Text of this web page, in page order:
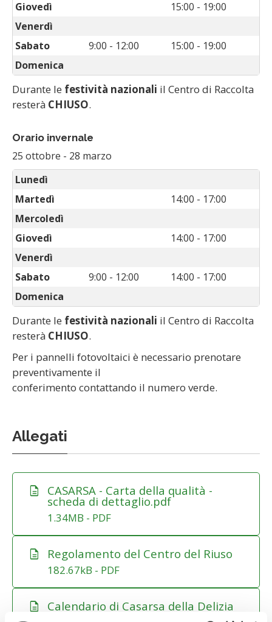
Giovedì
15:00 - 19:00
Venerdì
Sabato
9:00 - 12:00
15:00 - 19:00
Domenica
Durante le festività nazionali il Centro di Raccolta
resterà CHIUSO.
Orario invernale
25 ottobre - 28 marzo
Lunedì
Martedì
14:00 - 17:00
Mercoledì
Giovedì
14:00 - 17:00
Venerdì
Sabato
9:00 - 12:00
14:00 - 17:00
Domenica
Durante le festività nazionali il Centro di Raccolta
resterà CHIUSO.
Per i pannelli fotovoltaici è necessario prenotare
preventivamente il
conferimento contattando il numero verde.
Allegati
description CASARSA - Carta della qualità -
scheda di dettaglio.pdf
1.34MB - PDF
description Regolamento del Centro del Riuso
182.67kB - PDF
description Calendario di Casarsa della Delizia